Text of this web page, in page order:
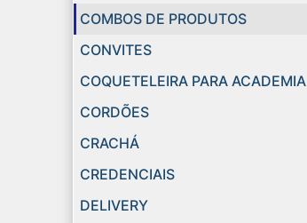
COMBOS DE PRODUTOS
CONVITES
COQUETELEIRA PARA ACADEMIA
CORDÕES
CRACHÁ
CREDENCIAIS
DELIVERY